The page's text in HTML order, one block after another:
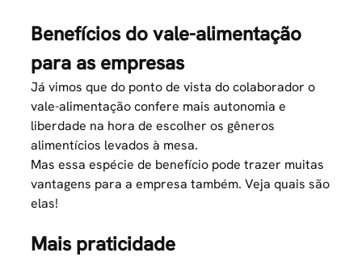
Benefícios do vale-alimentação
para as empresas
Já vimos que do ponto de vista do colaborador o
vale-alimentação confere mais autonomia e
liberdade na hora de escolher os gêneros
alimentícios levados à mesa.
Mas essa espécie de benefício pode trazer muitas
vantagens para a empresa também. Veja quais são
elas!
Mais praticidade